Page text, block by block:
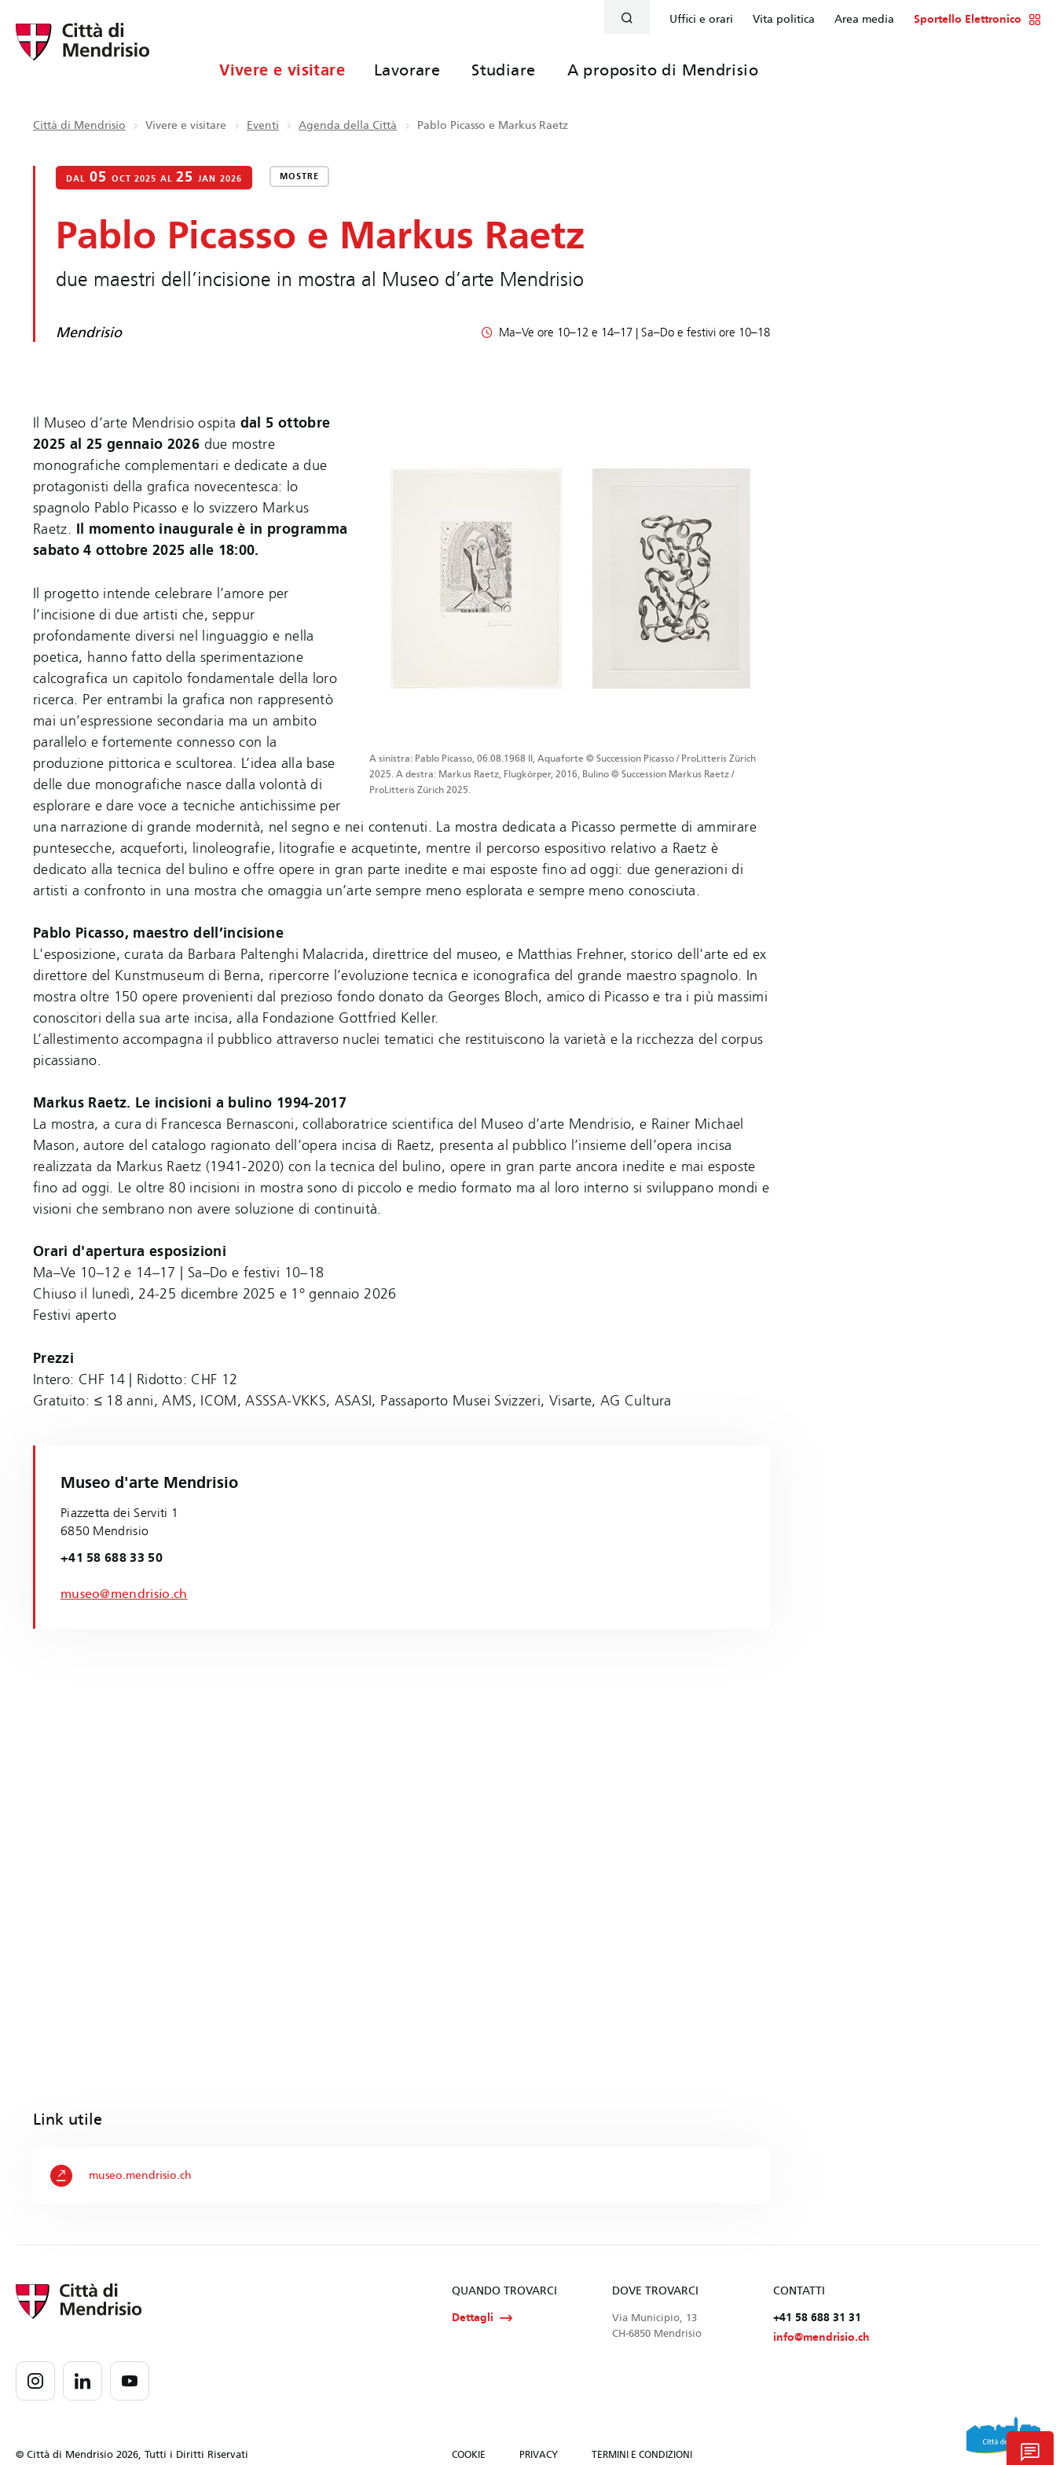
Uffici e orari Vita politica Area media Sportello Elettronico
Vivere e visitare Lavorare Studiare A proposito di Mendrisio
Città di Mendrisio Vivere e visitare Eventi Agenda della Città Pablo Picasso e Markus Raetz
DAL 05 OCT 2025 AL 25 JAN 2026 MOSTRE
Pablo Picasso e Markus Raetz
due maestri dell’incisione in mostra al Museo d’arte Mendrisio
Mendrisio Ma–Ve ore 10–12 e 14–17 | Sa–Do e festivi ore 10–18
A sinistra: Pablo Picasso, 06.08.1968 II, Aquaforte © Succession Picasso / ProLitteris Zürich
2025. A destra: Markus Raetz, Flugkörper, 2016, Bulino © Succession Markus Raetz /
ProLitteris Zürich 2025.
Il Museo d’arte Mendrisio ospita dal 5 ottobre
2025 al 25 gennaio 2026 due mostre
monografiche complementari e dedicate a due
protagonisti della grafica novecentesca: lo
spagnolo Pablo Picasso e lo svizzero Markus
Raetz. Il momento inaugurale è in programma
sabato 4 ottobre 2025 alle 18:00.
Il progetto intende celebrare l’amore per
l’incisione di due artisti che, seppur
profondamente diversi nel linguaggio e nella
poetica, hanno fatto della sperimentazione
calcografica un capitolo fondamentale della loro
ricerca. Per entrambi la grafica non rappresentò
mai un’espressione secondaria ma un ambito
parallelo e fortemente connesso con la
produzione pittorica e scultorea. L’idea alla base
delle due monografiche nasce dalla volontà di
esplorare e dare voce a tecniche antichissime per
una narrazione di grande modernità, nel segno e nei contenuti. La mostra dedicata a Picasso permette di ammirare
puntesecche, acqueforti, linoleografie, litografie e acquetinte, mentre il percorso espositivo relativo a Raetz è
dedicato alla tecnica del bulino e offre opere in gran parte inedite e mai esposte fino ad oggi: due generazioni di
artisti a confronto in una mostra che omaggia un’arte sempre meno esplorata e sempre meno conosciuta.
Pablo Picasso, maestro dell’incisione
L'esposizione, curata da Barbara Paltenghi Malacrida, direttrice del museo, e Matthias Frehner, storico dell'arte ed ex
direttore del Kunstmuseum di Berna, ripercorre l’evoluzione tecnica e iconografica del grande maestro spagnolo. In
mostra oltre 150 opere provenienti dal prezioso fondo donato da Georges Bloch, amico di Picasso e tra i più massimi
conoscitori della sua arte incisa, alla Fondazione Gottfried Keller.
L’allestimento accompagna il pubblico attraverso nuclei tematici che restituiscono la varietà e la ricchezza del corpus
picassiano.
Markus Raetz. Le incisioni a bulino 1994-2017
La mostra, a cura di Francesca Bernasconi, collaboratrice scientifica del Museo d’arte Mendrisio, e Rainer Michael
Mason, autore del catalogo ragionato dell’opera incisa di Raetz, presenta al pubblico l’insieme dell’opera incisa
realizzata da Markus Raetz (1941-2020) con la tecnica del bulino, opere in gran parte ancora inedite e mai esposte
fino ad oggi. Le oltre 80 incisioni in mostra sono di piccolo e medio formato ma al loro interno si sviluppano mondi e
visioni che sembrano non avere soluzione di continuità.
Orari d'apertura esposizioni
Ma–Ve 10–12 e 14–17 | Sa–Do e festivi 10–18
Chiuso il lunedì, 24-25 dicembre 2025 e 1° gennaio 2026
Festivi aperto
Prezzi
Intero: CHF 14 | Ridotto: CHF 12
Gratuito: ≤ 18 anni, AMS, ICOM, ASSSA-VKKS, ASASI, Passaporto Musei Svizzeri, Visarte, AG Cultura
Museo d'arte Mendrisio
Piazzetta dei Serviti 1
6850 Mendrisio
+41 58 688 33 50
museo@mendrisio.ch
Link utile
museo.mendrisio.ch
QUANDO TROVARCI
Dettagli
CONTATTI
+41 58 688 31 31
info@mendrisio.ch
DOVE TROVARCI
Via Municipio, 13
CH-6850 Mendrisio
COOKIE PRIVACY TERMINI E CONDIZIONI
© Città di Mendrisio 2026, Tutti i Diritti Riservati chat